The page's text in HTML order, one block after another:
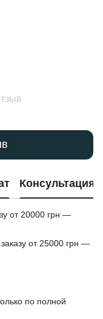
Консультация
от 20000 грн —
от 25000 грн —
по полной